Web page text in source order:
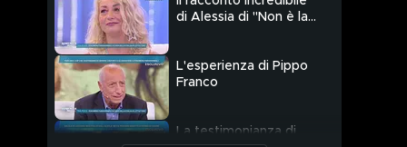
di Alessia di "Non è la
L'esperienza di Pippo
Franco
La testimonianza di